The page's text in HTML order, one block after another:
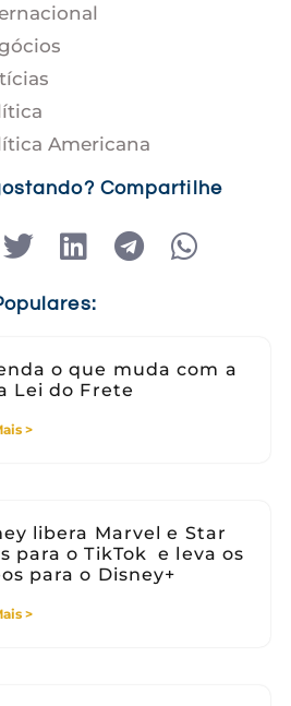
Americana
Compartilhe
o que muda com a
Lei do Frete
>
libera Marvel e Star
para o TikTok e leva os
para o Disney+
>